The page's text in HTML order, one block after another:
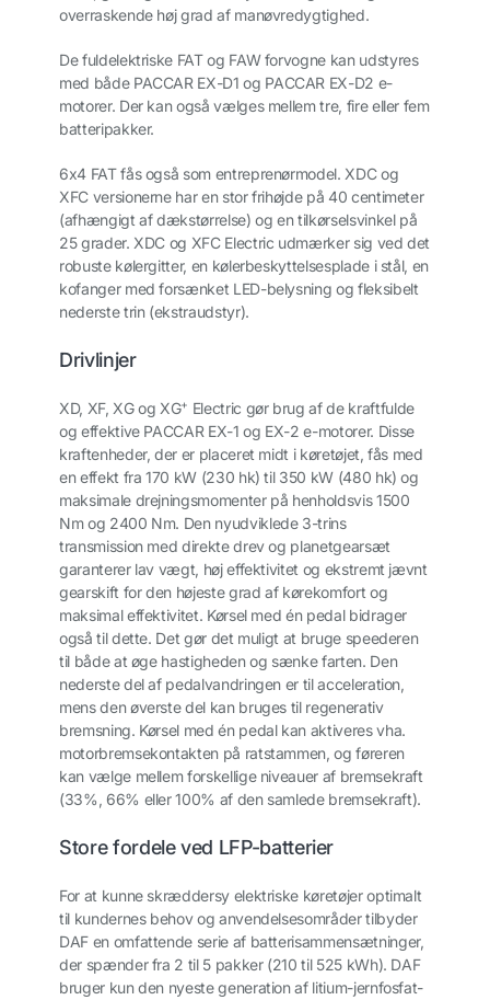
overraskende høj grad af manøvredygtighed.
De fuldelektriske FAT og FAW forvogne kan udstyres
med både PACCAR EX-D1 og PACCAR EX-D2 e-
motorer. Der kan også vælges mellem tre, fire eller fem
batteripakker.
6x4 FAT fås også som entreprenørmodel. XDC og
XFC versionerne har en stor frihøjde på 40 centimeter
(afhængigt af dækstørrelse) og en tilkørselsvinkel på
25 grader. XDC og XFC Electric udmærker sig ved det
robuste kølergitter, en kølerbeskyttelsesplade i stål, en
kofanger med forsænket LED-belysning og fleksibelt
nederste trin (ekstraudstyr).
Drivlinjer
XD, XF, XG og XG+ Electric gør brug af de kraftfulde
og effektive PACCAR EX-1 og EX-2 e-motorer. Disse
kraftenheder, der er placeret midt i køretøjet, fås med
en effekt fra 170 kW (230 hk) til 350 kW (480 hk) og
maksimale drejningsmomenter på henholdsvis 1500
Nm og 2400 Nm. Den nyudviklede 3-trins
transmission med direkte drev og planetgearsæt
garanterer lav vægt, høj effektivitet og ekstremt jævnt
gearskift for den højeste grad af kørekomfort og
maksimal effektivitet. Kørsel med én pedal bidrager
også til dette. Det gør det muligt at bruge speederen
til både at øge hastigheden og sænke farten. Den
nederste del af pedalvandringen er til acceleration,
mens den øverste del kan bruges til regenerativ
bremsning. Kørsel med én pedal kan aktiveres vha.
motorbremsekontakten på ratstammen, og føreren
kan vælge mellem forskellige niveauer af bremsekraft
(33%, 66% eller 100% af den samlede bremsekraft).
Store fordele ved LFP-batterier
For at kunne skræddersy elektriske køretøjer optimalt
til kundernes behov og anvendelsesområder tilbyder
DAF en omfattende serie af batterisammensætninger,
der spænder fra 2 til 5 pakker (210 til 525 kWh). DAF
bruger kun den nyeste generation af litium-jernfosfat-